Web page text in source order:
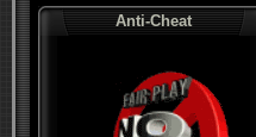
Anti-Cheat